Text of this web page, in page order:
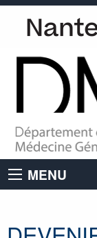
MENU